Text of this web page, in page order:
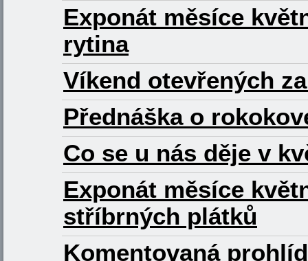
Exponát měsíce
rytina
Víkend otevřených
Přednáška o
Co se u nás děje v
Exponát měsíce
stříbrných plátků
Komentovaná